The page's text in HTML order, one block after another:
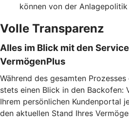
können von der
Volle Transparenz
Alles im Blick mit den
VermögenPlus
Während des gesamten
stets einen Blick in den Backofen:
Ihrem persönlichen Kundenportal
den aktuellen Stand Ihres